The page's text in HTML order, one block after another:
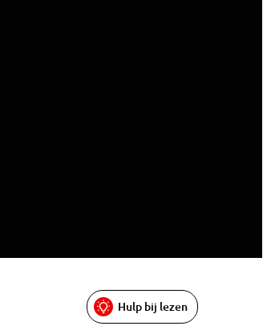
Hulp bij lezen